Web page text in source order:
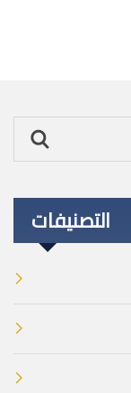
التصنيفات